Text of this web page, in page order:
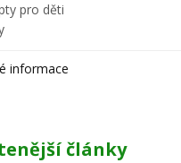
pro děti
informace
články